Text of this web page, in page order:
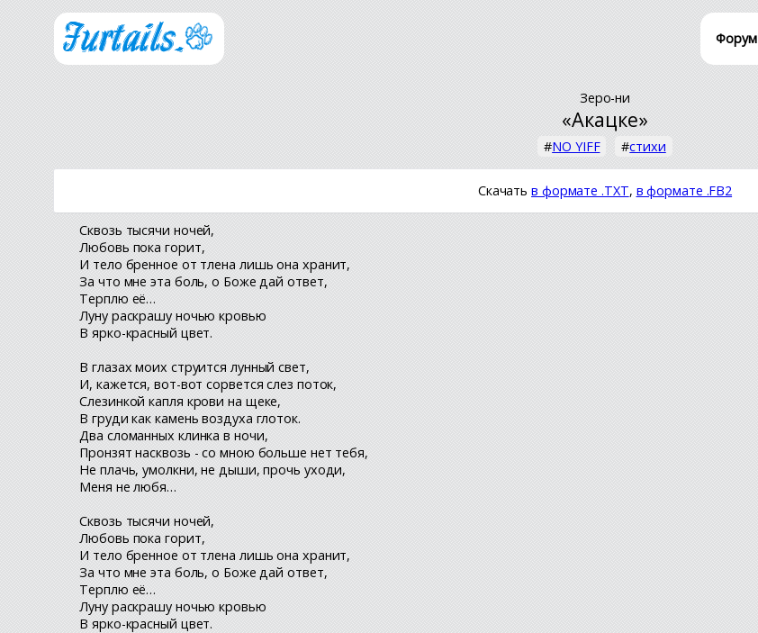
Форум
Зеро-ни
«Акацке»
#NO YIFF #стихи
Скачатьв формате .TXT, в формате .FB2
Сквозь тысячи ночей,
Любовь пока горит,
И тело бренное от тлена лишь она хранит,
За что мне эта боль, о Боже дай ответ,
Терплю её…
Луну раскрашу ночью кровью
В ярко-красный цвет.
В глазах моих струится лунный свет,
И, кажется, вот-вот сорвется слез поток,
Слезинкой капля крови на щеке,
В груди как камень воздуха глоток.
Два сломанных клинка в ночи,
Пронзят насквозь - со мною больше нет тебя,
Не плачь, умолкни, не дыши, прочь уходи,
Меня не любя…
Сквозь тысячи ночей,
Любовь пока горит,
И тело бренное от тлена лишь она хранит,
За что мне эта боль, о Боже дай ответ,
Терплю её…
Луну раскрашу ночью кровью
В ярко-красный цвет.